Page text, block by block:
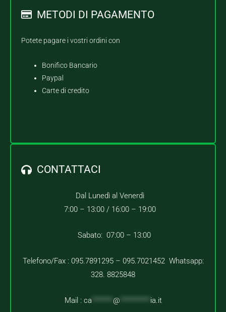
METODI DI PAGAMENTO
Potete pagare i vostri ordini con
Bonifico Bancario
Paypal
Carte di credito
CONTATTACI
Dal Lunedì al Venerdì
7:00 – 13:00 / 16:00 – 19:00
Sabato: 07:00 – 13:00
Telefono/Fax : 095.7891295 – 095.7021452 Whatsapp:
328. 8825848
Mail : ca @ ia.it